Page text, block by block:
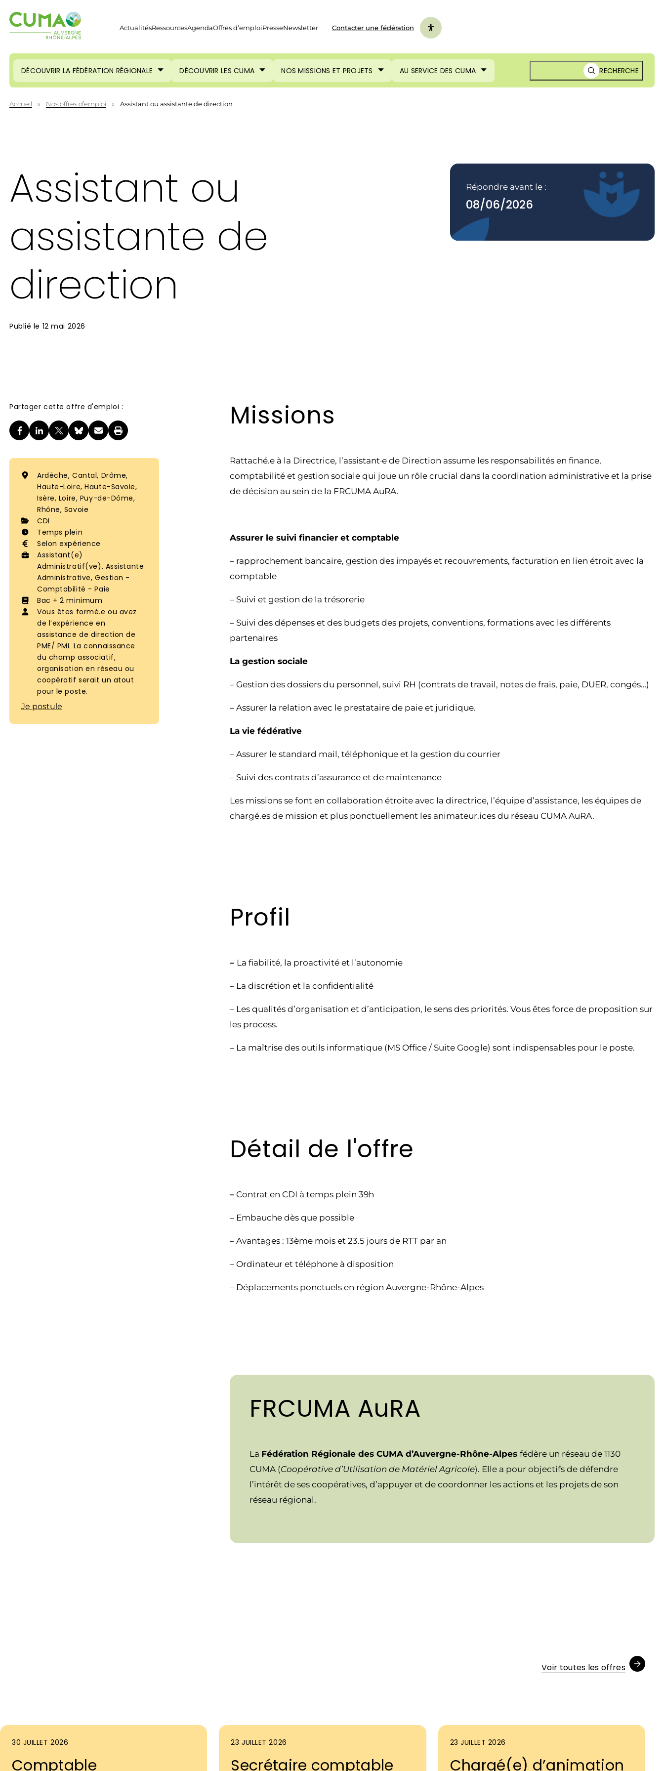
ActualitésRessourcesAgendaOffres d’emploiPresseNewsletter Contacter une fédération
DÉCOUVRIR LA FÉDÉRATION RÉGIONALE DÉCOUVRIR LES CUMA NOS MISSIONS ET PROJETS AU SERVICE DES CUMA RECHERCHE
Accueil » Nos offres d’emploi » Assistant ou assistante de direction
Assistant ou
assistante de
direction
Publié le 12 mai 2026
Répondre avant le :
08/06/2026
Partager cette offre d'emploi :
Ardèche, Cantal, Drôme,
Haute-Loire, Haute-Savoie,
Isère, Loire, Puy-de-Dôme,
Rhône, Savoie
CDI
Temps plein
Selon expérience
Assistant(e)
Administratif(ve), Assistante
Administrative, Gestion -
Comptabilité - Paie
Bac + 2 minimum
Vous êtes formé.e ou avez
de l’expérience en
assistance de direction de
PME/ PMI. La connaissance
du champ associatif,
organisation en réseau ou
coopératif serait un atout
pour le poste.
Je postule
Missions
Rattaché.e à la Directrice, l’assistant·e de Direction assume les responsabilités en finance,
comptabilité et gestion sociale qui joue un rôle crucial dans la coordination administrative et la prise
de décision au sein de la FRCUMA AuRA.
Assurer le suivi financier et comptable
– rapprochement bancaire, gestion des impayés et recouvrements, facturation en lien étroit avec la
comptable
– Suivi et gestion de la trésorerie
– Suivi des dépenses et des budgets des projets, conventions, formations avec les différents
partenaires
La gestion sociale
– Gestion des dossiers du personnel, suivi RH (contrats de travail, notes de frais, paie, DUER, congés…)
– Assurer la relation avec le prestataire de paie et juridique.
La vie fédérative
– Assurer le standard mail, téléphonique et la gestion du courrier
– Suivi des contrats d’assurance et de maintenance
Les missions se font en collaboration étroite avec la directrice, l’équipe d’assistance, les équipes de
chargé.es de mission et plus ponctuellement les animateur.ices du réseau CUMA AuRA.
Profil
– La fiabilité, la proactivité et l’autonomie
– La discrétion et la confidentialité
– Les qualités d’organisation et d’anticipation, le sens des priorités. Vous êtes force de proposition sur
les process.
– La maîtrise des outils informatique (MS Office / Suite Google) sont indispensables pour le poste.
Détail de l'offre
– Contrat en CDI à temps plein 39h
– Embauche dès que possible
– Avantages : 13ème mois et 23.5 jours de RTT par an
– Ordinateur et téléphone à disposition
– Déplacements ponctuels en région Auvergne-Rhône-Alpes
FRCUMA AuRA
La Fédération Régionale des CUMA d’Auvergne-Rhône-Alpesfédère un réseau de 1130
CUMA (Coopérative d’Utilisation de Matériel Agricole). Elle a pour objectifs de défendre
l’intérêt de ses coopératives, d’appuyer et de coordonner les actions et les projets de son
réseau régional.
Voir toutes les offres
30 JUILLET 2026
Comptable
23 JUILLET 2026
Secrétaire comptable
23 JUILLET 2026
Chargé(e) d’animation